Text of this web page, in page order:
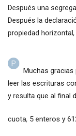
Después una
Después la
propiedad
Muchas gracias
leer las escrituras
y resulta que al final
cuota, 5 enteros y